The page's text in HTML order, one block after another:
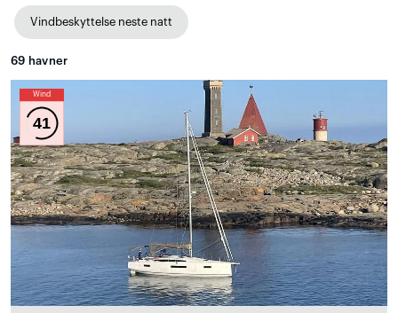
Vindbeskyttelse neste natt
69 havner
Wind
41